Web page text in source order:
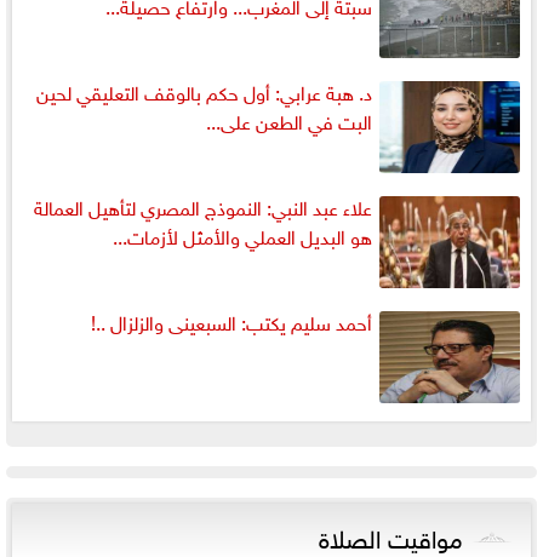
د. هبة عرابي: أول حكم بالوقف التعليقي لحين
البت في الطعن على...
علاء عبد النبي: النموذج المصري لتأهيل العمالة
هو البديل العملي والأمثل لأزمات...
أحمد سليم يكتب: السبعينى والزلزال ..!
مواقيت الصلاة